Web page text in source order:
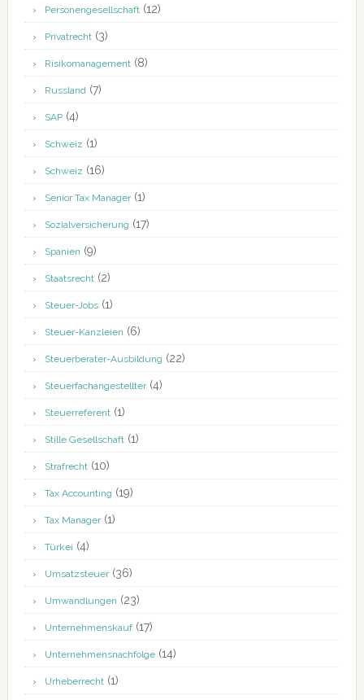
Personengesellschaft(12)
Privatrecht(3)
Risikomanagement(8)
Russland(7)
SAP(4)
Schweiz (1)
Schweiz (16)
Senior Tax Manager(1)
Sozialversicherung (17)
Spanien (9)
Staatsrecht(2)
Steuer-Jobs(1)
Steuer-Kanzleien (6)
Steuerberater-Ausbildung (22)
Steuerfachangestellter(4)
Steuerreferent(1)
Stille Gesellschaft(1)
Strafrecht(10)
Tax Accounting (19)
Tax Manager(1)
Türkei (4)
Umsatzsteuer(36)
Umwandlungen (23)
Unternehmenskauf(17)
Unternehmensnachfolge(14)
Urheberrecht(1)